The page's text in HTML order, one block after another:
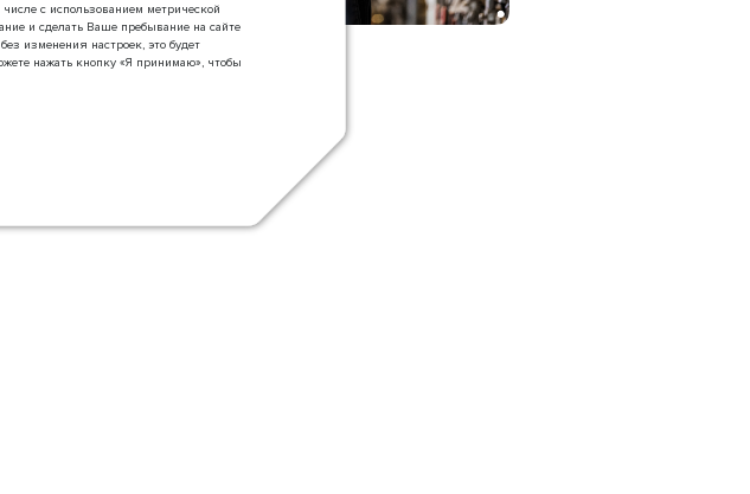
с использованием метрической
и сделать Ваше пребывание на сайте
изменения настроек, это будет
нажать кнопку «Я принимаю», чтобы